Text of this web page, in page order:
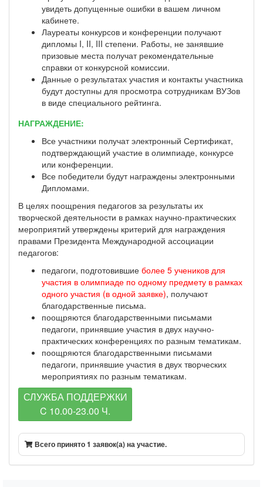
увидеть допущенные ошибки в вашем личном
кабинете.
Лауреаты конкурсов и конференции получают
дипломы I, II, III степени. Работы, не занявшие
призовые места получат рекомендательные
справки от конкурсной комиссии.
Данные о результатах участия и контакты участника
будут доступны для просмотра сотрудникам ВУЗов
в виде специального рейтинга.
НАГРАЖДЕНИЕ:
Все участники получат электронный Сертификат,
подтверждающий участие в олимпиаде, конкурсе
или конференции.
Все победители будут награждены электронными
Дипломами.
В целях поощрения педагогов за результаты их
творческой деятельности в рамках научно-практических
мероприятий утверждены критерий для награждения
правами Президента Международной ассоциации
педагогов:
педагоги, подготовившие более 5 учеников для
участия в олимпиаде по одному предмету в рамках
одного участия (в одной заявке), получают
благодарственные письма.
поощряются благодарственными письмами
педагоги, принявшие участия в двух научно-
практических конференциях по разным тематикам.
поощряются благодарственными письмами
педагоги, принявшие участия в двух творческих
мероприятиях по разным тематикам.
СЛУЖБА ПОДДЕРЖКИ
C 10.00-23.00 Ч.
Всего принято 1 заявок(а) на участие.